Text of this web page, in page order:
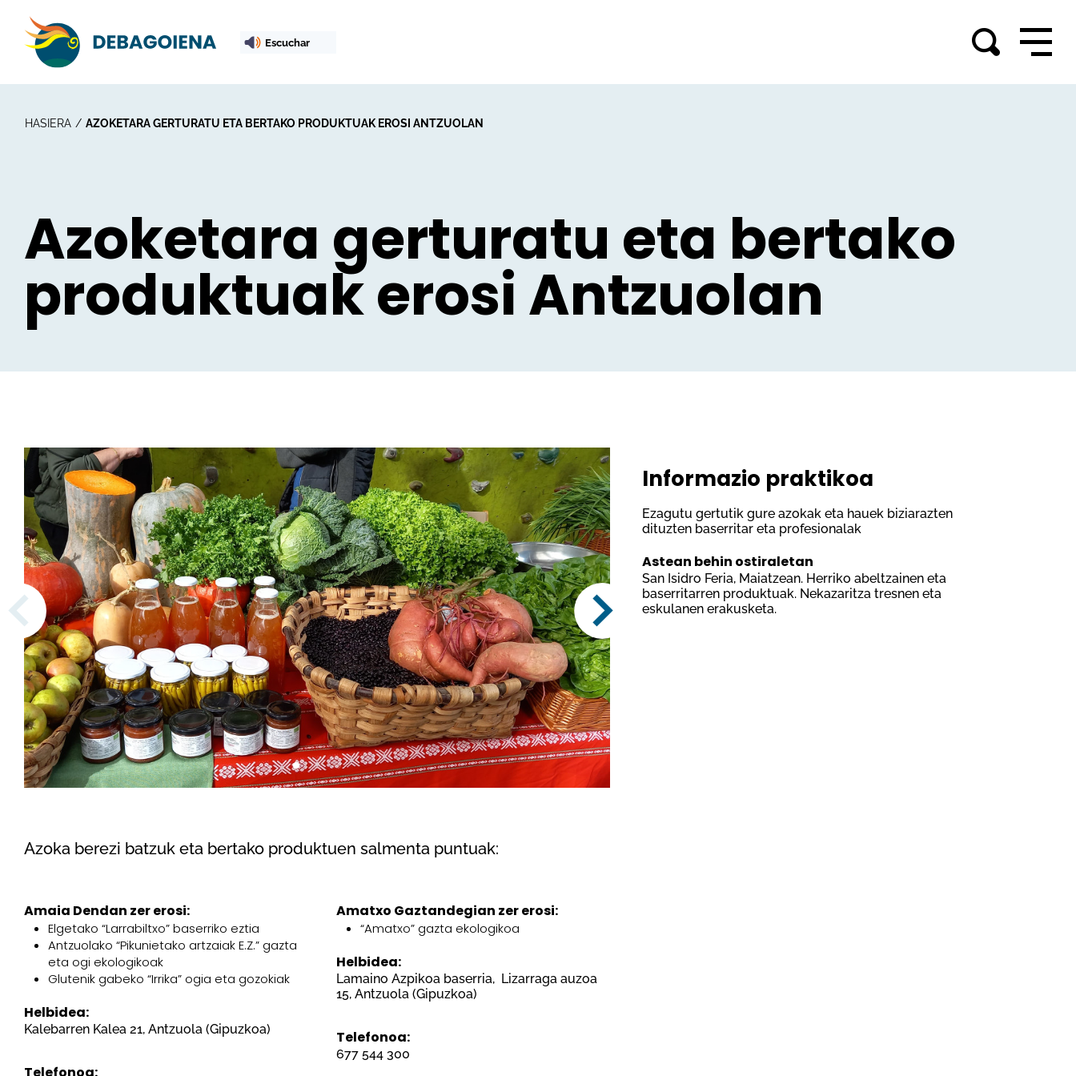
Escuchar
HASIERA AZOKETARA GERTURATU ETA BERTAKO PRODUKTUAK EROSI ANTZUOLAN
Azoketara gerturatu eta bertako
produktuak erosi Antzuolan
Azoka berezi batzuk eta bertako produktuen salmenta puntuak:
Amaia Dendan zer erosi:
Elgetako “Larrabiltxo” baserriko eztia
Antzuolako “Pikunietako artzaiak E.Z.” gazta
eta ogi ekologikoak
Glutenik gabeko “Irrika” ogia eta gozokiak
Helbidea:
Kalebarren Kalea 21, Antzuola (Gipuzkoa)
Telefonoa:
Amatxo Gaztandegian zer erosi:
“Amatxo” gazta ekologikoa
Helbidea:
Lamaino Azpikoa baserria, Lizarraga auzoa
15, Antzuola (Gipuzkoa)
Telefonoa:
677 544 300
Informazio praktikoa
Ezagutu gertutik gure azokak eta hauek biziarazten
dituzten baserritar eta profesionalak
Astean behin ostiraletan
San Isidro Feria, Maiatzean. Herriko abeltzainen eta
baserritarren produktuak. Nekazaritza tresnen eta
eskulanen erakusketa.